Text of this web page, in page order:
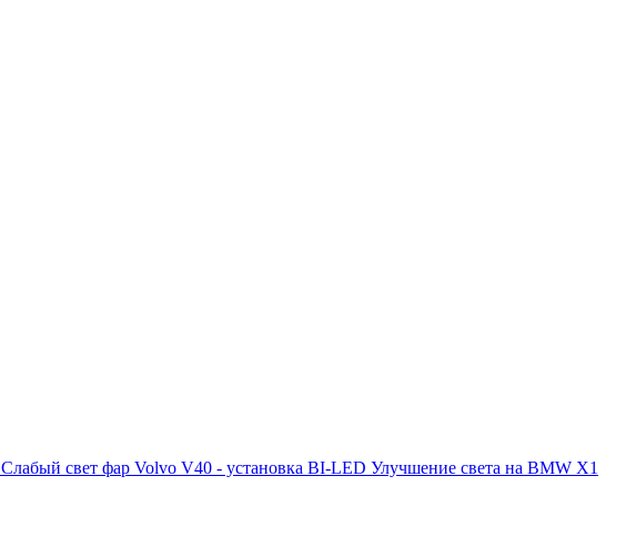
Слабый свет фар Volvo V40 - установка BI-LED Улучшение света на BMW X1